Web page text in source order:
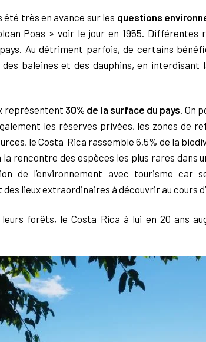
été très en avance sur les questions
Poas » voir le jour en 1955. Différentes
Au détriment parfois, de certains
des baleines et des dauphins, en interdisant
représentent 30% de la surface du pays. On
les réserves privées, les zones de
le Costa Rica rassemble 6,5% de la
rencontre des espèces les plus rares dans
de l’environnement avec tourisme car
lieux extraordinaires à découvrirau cours
forêts, le Costa Rica à lui en 20 ans